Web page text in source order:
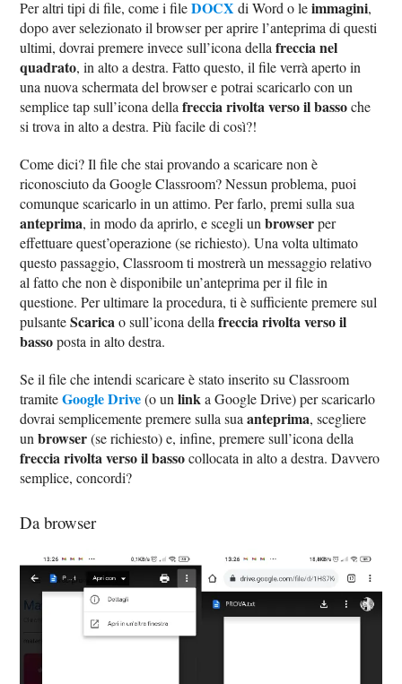
Per altri tipi di file, come i fileDOCX di Word o leimmagini,
dopo aver selezionato il browser per aprire l’anteprima di questi
ultimi, dovrai premere invece sull’icona dellafreccia nel
quadrato, in alto a destra. Fatto questo, il file verrà aperto in
una nuova schermata del browser e potrai scaricarlo con un
semplice tap sull’icona dellafreccia rivolta verso il bassoche
si trova in alto a destra. Più facile di così?!
Come dici? Il file che stai provando a scaricare non è
riconosciuto da Google Classroom? Nessun problema, puoi
comunque scaricarlo in un attimo. Per farlo, premi sulla sua
anteprima, in modo da aprirlo, e scegli unbrowserper
effettuare quest’operazione (se richiesto). Una volta ultimato
questo passaggio, Classroom ti mostrerà un messaggio relativo
al fatto che non è disponibile un’anteprima per il file in
questione. Per ultimare la procedura, ti è sufficiente premere sul
pulsanteScaricao sull’icona dellafreccia rivolta verso il
bassoposta in alto destra.
Se il file che intendi scaricare è stato inserito su Classroom
tramiteGoogle Drive(o unlinka Google Drive) per scaricarlo
dovrai semplicemente premere sulla suaanteprima, scegliere
unbrowser(se richiesto) e, infine, premere sull’icona della
freccia rivolta verso il bassocollocata in alto a destra. Davvero
semplice, concordi?
Da browser